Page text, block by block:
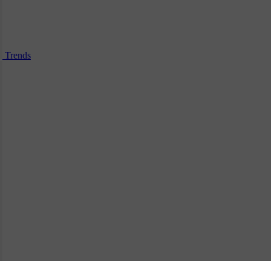
Trends